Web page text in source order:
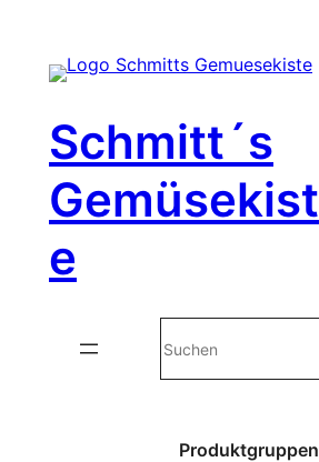
Zum
springen
Schmitt´s
Gemüsekist
e
Produktgruppen